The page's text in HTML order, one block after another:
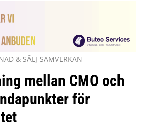
& SÄLJ-SAMVERKAN
mellan CMO och
för